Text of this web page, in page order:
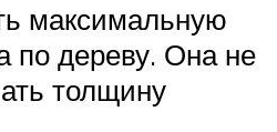
максимальную
по дереву. Она не
толщину